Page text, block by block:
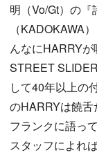
明（Vo/Gt）の『
（KADOKAWA
んなにHARRY
STREET
して40年以上の
のHARRYは饒
フランクに語っ
スタッフによれ